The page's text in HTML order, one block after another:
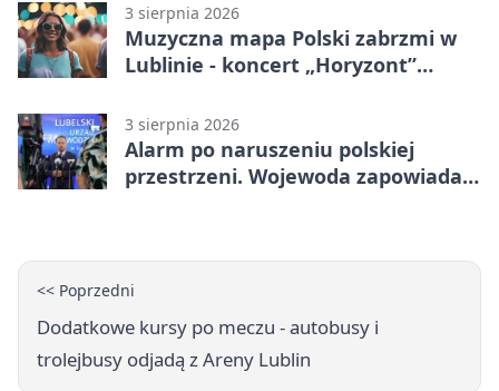
3 sierpnia 2026
Muzyczna mapa Polski zabrzmi w
Lublinie - koncert „Horyzont”
3 sierpnia 2026
Alarm po naruszeniu polskiej
przestrzeni. Wojewoda zapowiada
<< Poprzedni
Dodatkowe kursy po meczu - autobusy i
trolejbusy odjadą z Areny Lublin